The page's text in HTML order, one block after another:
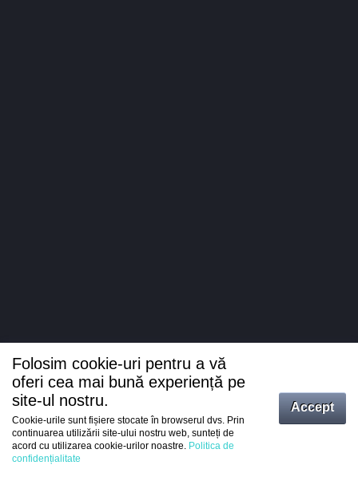
Intrați
Folosim cookie-uri pentru a vă
oferi cea mai bună experiență pe
site-ul nostru.
Cookie-urile sunt fișiere stocate în browserul dvs. Prin
continuarea utilizării site-ului nostru web, sunteți de
acord cu utilizarea cookie-urilor noastre. Politica de
confidențialitate
Accept